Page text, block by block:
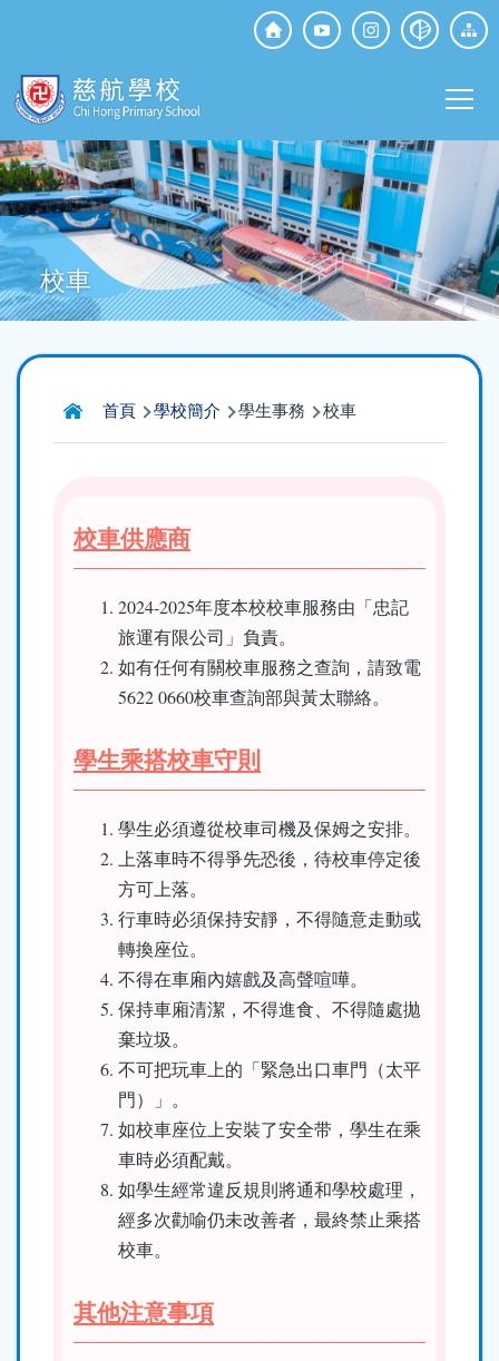
Top
Social
校車
導
航
首頁 學校簡介 學生事務 校車
校車供應商
2024-2025年度本校校車服務由「忠記
旅運有限公司」負責。
如有任何有關校車服務之查詢，請致電
5622 0660校車查詢部與黃太聯絡。
學生乘搭校車守則
學生必須遵從校車司機及保姆之安排。
上落車時不得爭先恐後，待校車停定後
方可上落。
行車時必須保持安靜，不得隨意走動或
轉換座位。
不得在車廂內嬉戲及高聲喧嘩。
保持車廂清潔，不得進食、不得隨處拋
棄垃圾。
不可把玩車上的「緊急出口車門（太平
門）」。
如校車座位上安裝了安全带，學生在乘
車時必須配戴。
如學生經常違反規則將通和學校處理，
經多次勸喻仍未改善者，最終禁止乘搭
校車。
其他注意事項